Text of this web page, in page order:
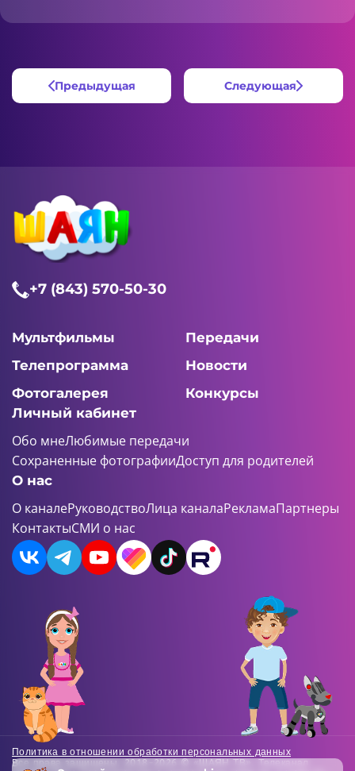
Предыдущая Следующая
+7 (843) 570-50-30
Мультфильмы
Передачи
Телепрограмма
Новости
Фотогалерея
Конкурсы
Личный кабинет
Обо мнеЛюбимые передачи
Сохраненные фотографииДоступ для родителей
О нас
О каналеРуководствоЛица каналаРекламаПартнеры
КонтактыСМИ о нас
Политика в отношении обработки персональных данных
Все права защищены. 2018-2026 © «ШАЯН ТВ». Телеканал